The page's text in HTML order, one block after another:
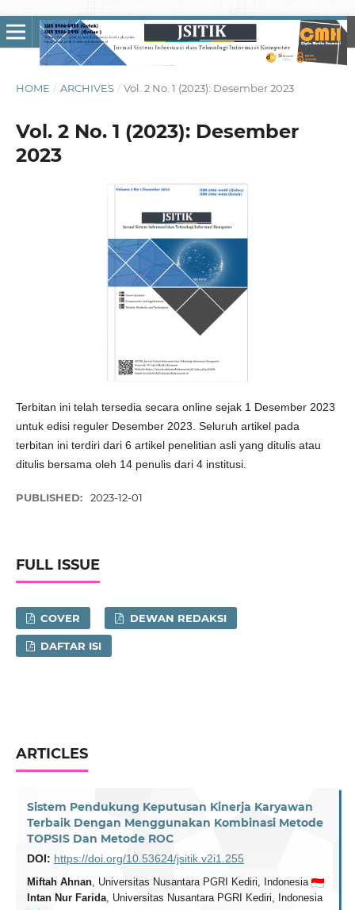
HOME / ARCHIVES / Vol. 2 No. 1 (2023): Desember 2023
Vol. 2 No. 1 (2023): Desember
2023
Terbitan ini telah tersedia secara online sejak 1 Desember 2023
untuk edisi reguler Desember 2023. Seluruh artikel pada
terbitan ini terdiri dari 6 artikel penelitian asli yang ditulis atau
ditulis bersama oleh 14 penulis dari 4 institusi.
PUBLISHED: 2023-12-01
FULL ISSUE
COVER DEWAN REDAKSI
DAFTAR ISI
ARTICLES
Sistem Pendukung Keputusan Kinerja Karyawan
Terbaik Dengan Menggunakan Kombinasi Metode
TOPSIS Dan Metode ROC
DOI: https://doi.org/10.53624/jsitik.v2i1.255
Miftah Ahnan, Universitas Nusantara PGRI Kediri, Indonesia
Intan Nur Farida, Universitas Nusantara PGRI Kediri, Indonesia